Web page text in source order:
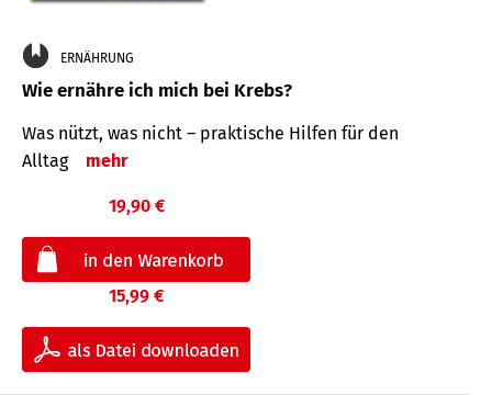
ERNÄHRUNG
Wie ernähre ich mich bei Krebs?
Was nützt, was nicht – praktische Hilfen für den
Alltag
mehr
19,90 €
15,99 €